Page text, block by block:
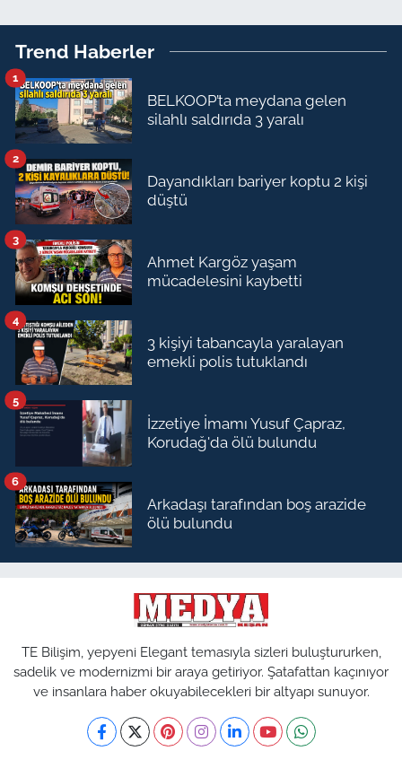
Trend Haberler
BELKOOP’ta meydana gelen
silahlı saldırıda 3 yaralı
1
Dayandıkları bariyer koptu 2 kişi
düştü
2
Ahmet Kargöz yaşam
mücadelesini kaybetti
3
3 kişiyi tabancayla yaralayan
emekli polis tutuklandı
4
İzzetiye İmamı Yusuf Çapraz,
Korudağ'da ölü bulundu
5
Arkadaşı tarafından boş arazide
ölü bulundu
6
TE Bilişim, yepyeni Elegant temasıyla sizleri buluştururken,
sadelik ve modernizmi bir araya getiriyor. Şatafattan kaçınıyor
ve insanlara haber okuyabilecekleri bir altyapı sunuyor.